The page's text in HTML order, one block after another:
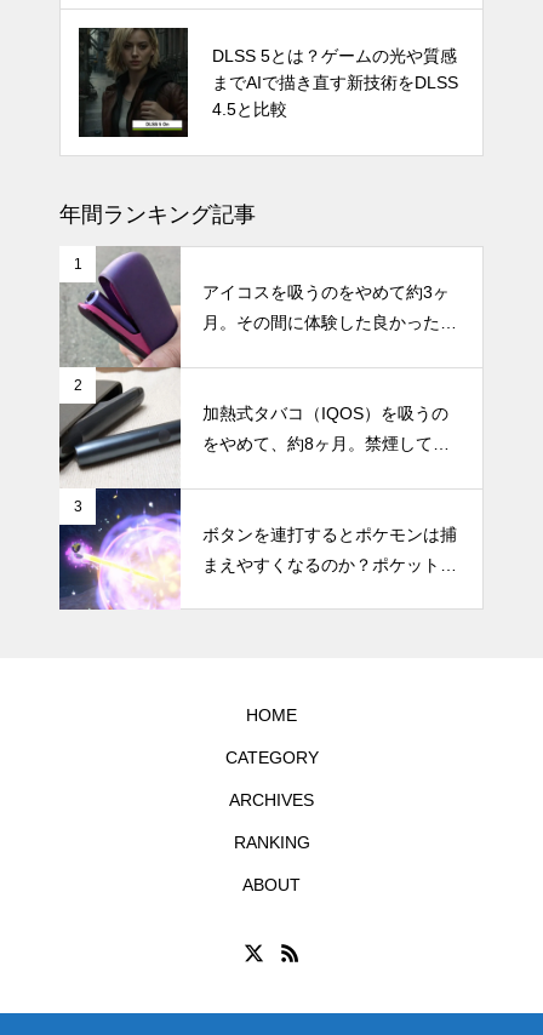
DLSS 5とは？ゲームの光や質感
までAIで描き直す新技術をDLSS
4.5と比較
発売時期はいつ？PS5 Proの噂と
スペック・価格についての情報と
予測
年間ランキング記事
1
アイコスを吸うのをやめて約3ヶ
月。その間に体験した良かったこ
2
加熱式タバコ（IQOS）を吸うの
をやめて、約8ヶ月。禁煙してか
3
ボタンを連打するとポケモンは捕
まえやすくなるのか？ポケットモ
HOME
CATEGORY
ARCHIVES
RANKING
ABOUT